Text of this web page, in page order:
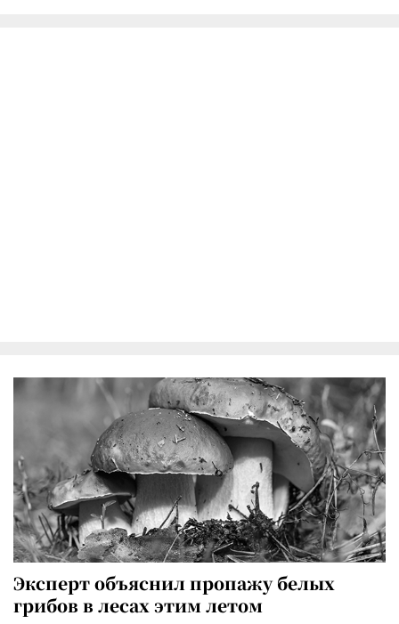
Эксперт объяснил пропажу белых
грибов в лесах этим летом